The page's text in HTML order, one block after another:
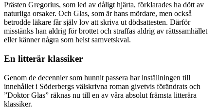
Prästen Gregorius, som led av dåligt hjärta, förklarades ha dött av
naturliga orsaker. Och Glas, som är hans mördare, men också
betrodde läkare får själv lov att skriva ut dödsattesten. Därför
misstänks han aldrig för brottet och straffas aldrig av rättssamhället
eller känner några som helst samvetskval.
En litterär klassiker
Genom de decennier som hunnit passera har inställningen till
innehållet i Söderbergs välskrivna roman givetvis förändrats och
”Doktor Glas” räknas nu till en av våra absolut främsta litterära
klassiker.